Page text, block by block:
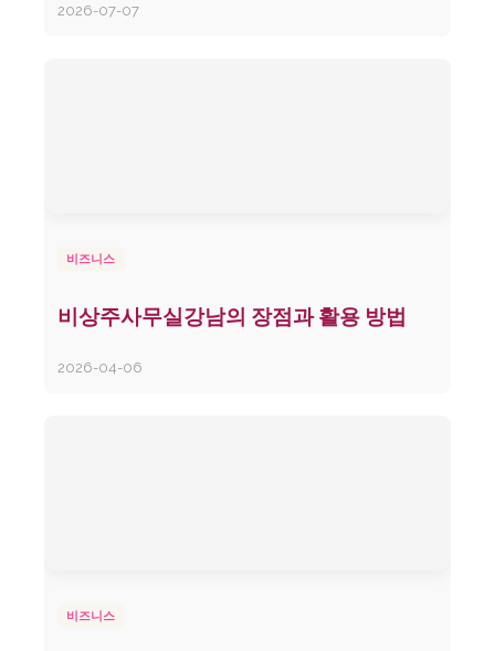
2026-07-07
비즈니스
비상주사무실강남의 장점과 활용 방법
2026-04-06
비즈니스